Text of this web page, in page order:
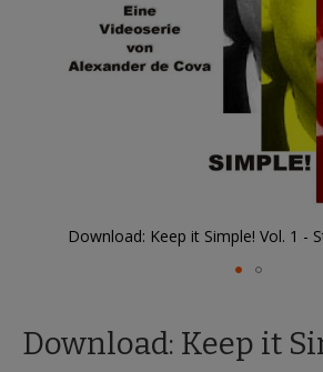
Download: Keep it Simple! Vol. 1 -
der
Download: Keep it